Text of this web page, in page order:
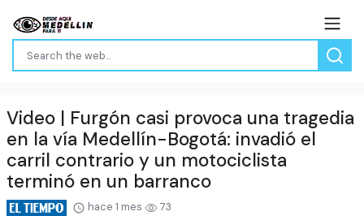
Video | Furgón casi provoca una tragedia
en la vía Medellín-Bogotá: invadió el
carril contrario y un motociclista
terminó en un barranco
hace 1 mes 73